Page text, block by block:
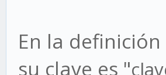
En la
su clave es "